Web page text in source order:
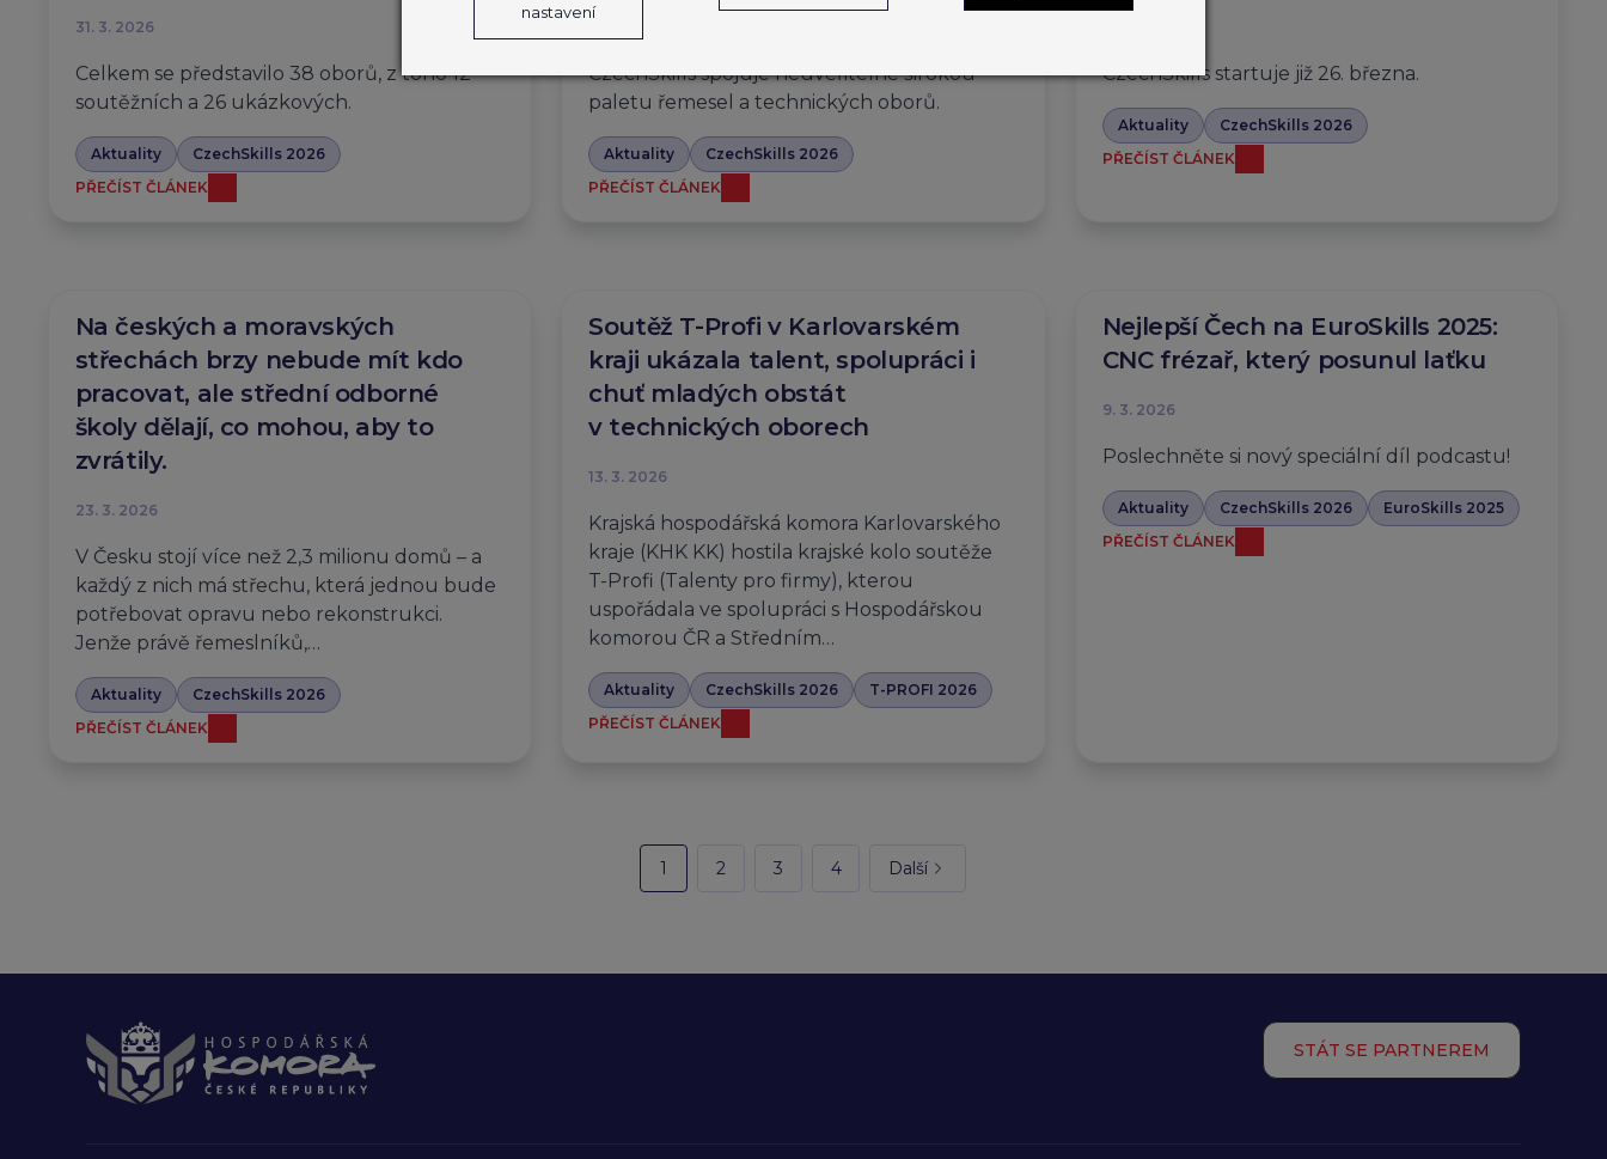
31. 3. 2026
Celkem se představilo 38 oborů, z toho 12
soutěžních a 26 ukázkových.
Aktuality
CzechSkills 2026
PŘEČÍST ČLÁNEK
CzechSkills spojuje neuvěřitelně širokou
paletu řemesel a technických oborů.
Aktuality
CzechSkills 2026
PŘEČÍST ČLÁNEK
CzechSkills startuje již 26. března.
Aktuality
CzechSkills 2026
PŘEČÍST ČLÁNEK
Na českých a moravských
střechách brzy nebude mít kdo
pracovat, ale střední odborné
školy dělají, co mohou, aby to
zvrátily.
23. 3. 2026
V Česku stojí více než 2,3 milionu domů – a
každý z nich má střechu, která jednou bude
potřebovat opravu nebo rekonstrukci.
Jenže právě řemeslníků,…
Aktuality
CzechSkills 2026
PŘEČÍST ČLÁNEK
Soutěž T-Profi v Karlovarském
kraji ukázala talent, spolupráci i
chuť mladých obstát
v technických oborech
13. 3. 2026
Krajská hospodářská komora Karlovarského
kraje (KHK KK) hostila krajské kolo soutěže
T-Profi (Talenty pro firmy), kterou
uspořádala ve spolupráci s Hospodářskou
komorou ČR a Středním…
Aktuality CzechSkills 2026
T-PROFI 2026
PŘEČÍST ČLÁNEK
Nejlepší Čech na EuroSkills 2025:
CNC frézař, který posunul laťku
9. 3. 2026
Poslechněte si nový speciální díl podcastu!
Aktuality CzechSkills 2026
EuroSkills 2025
PŘEČÍST ČLÁNEK
1 2 3 4 Další
STÁT SE PARTNEREM
nastavení